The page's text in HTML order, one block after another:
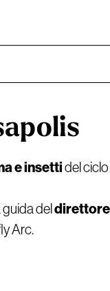
e insettidel
del
Arc.